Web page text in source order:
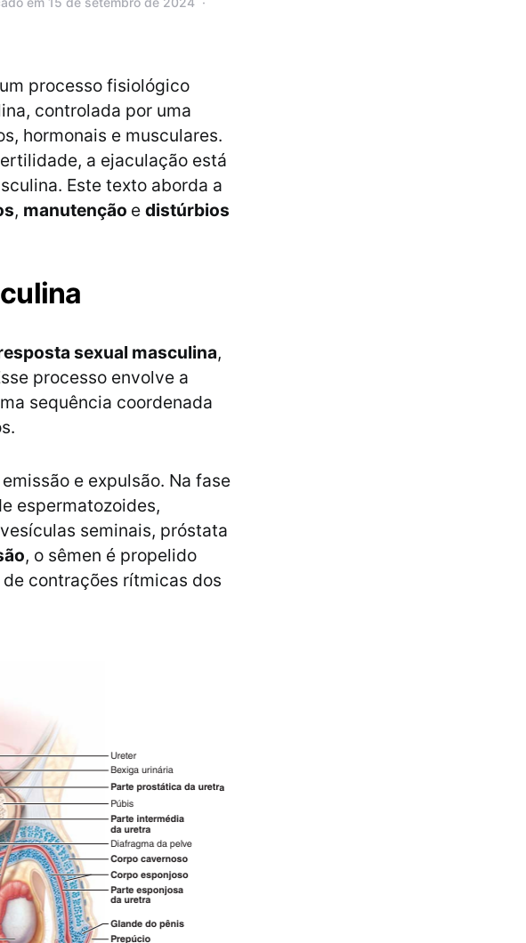
processo fisiológico
controlada por uma
hormonais e musculares.
a ejaculação está
Este texto aborda a
, manutenção e distúrbios
sexual masculina,
processo envolve a
sequência coordenada
emissão e expulsão. Na fase
espermatozoides,
seminais, próstata
, o sêmen é propelido
contrações rítmicas dos